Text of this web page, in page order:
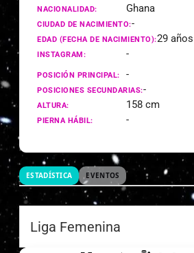
NACIONALIDAD: Ghana
CIUDAD DE NACIMIENTO:-
EDAD (FECHA DE NACIMIENTO):29
INSTAGRAM: -
POSICIÓN PRINCIPAL: -
POSICIONES SECUNDARIAS:-
ALTURA: 158 cm
PIERNA HÁBIL: -
ESTADÍSTICA EVENTOS
Liga Femenina